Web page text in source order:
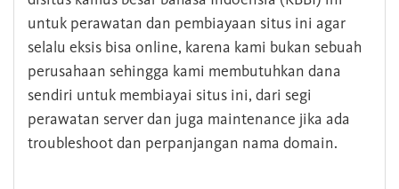
untuk perawatan dan pembiayaan situs ini agar
selalu eksis bisa online, karena kami bukan sebuah
perusahaan sehingga kami membutuhkan dana
sendiri untuk membiayai situs ini, dari segi
perawatan server dan juga maintenance jika ada
troubleshoot dan perpanjangan nama domain.